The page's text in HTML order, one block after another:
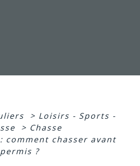
> Loisirs - Sports -
> Chasse
comment chasser avant
?